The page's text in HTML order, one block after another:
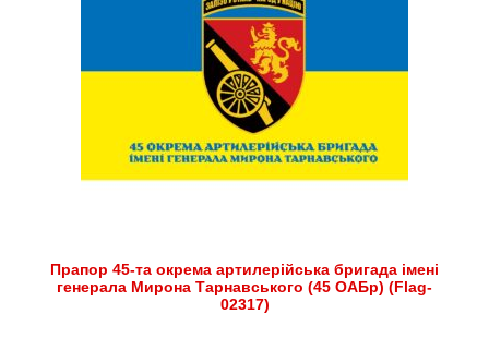
Прапор 45-та окрема артилерійська бригада імені
генерала Мирона Тарнавського (45 ОАБр) (Flag-
02317)